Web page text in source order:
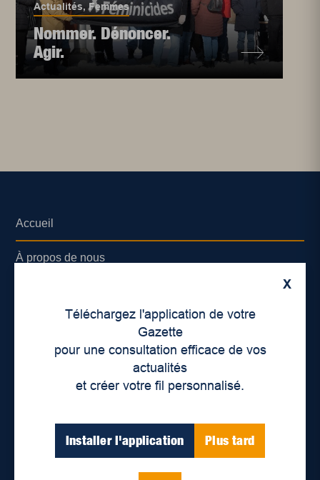
Actualités,Femmes
Nommer. Dénoncer.
Agir.
X
Téléchargez l'application de votre
Gazette
pour une consultation efficace de vos
actualités
et créer votre fil personnalisé.
Installer l'application Plus tard
Accueil
À propos de nous
Lieux de distribution